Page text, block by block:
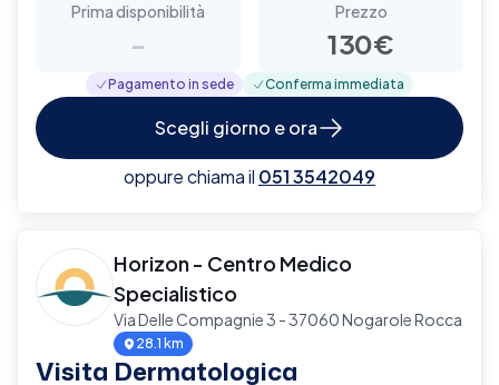
Prima disponibilità
-
Prezzo
130€
Pagamento in sede Conferma immediata
Scegli giorno e ora
oppure chiama il 051 3542049
Horizon - Centro Medico
Specialistico
Via Delle Compagnie 3 - 37060 Nogarole Rocca
28.1 km
Visita Dermatologica